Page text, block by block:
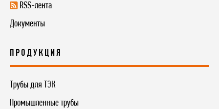
RSS-лента
Документы
ПРОДУКЦИЯ
Трубы для ТЭК
Промышленные трубы